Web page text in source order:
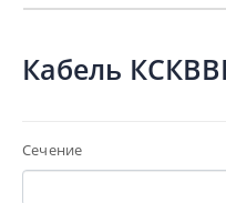
Кабель
Сечение